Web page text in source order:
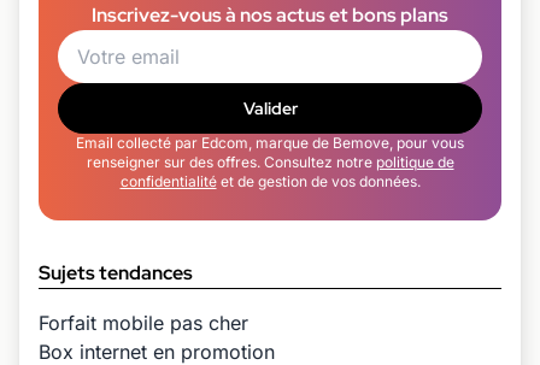
Inscrivez-vous à nos actus et bons plans
Valider
Email collecté par Edcom, marque de Bemove, pour vous
renseigner sur des offres. Consultez notre politique de
confidentialitéet de gestion de vos données.
Sujets tendances
Forfait mobile pas cher
Box internet en promotion